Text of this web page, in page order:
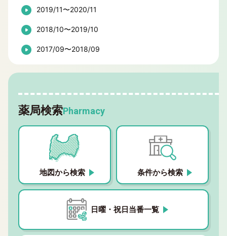
2019/11〜2020/11
2018/10〜2019/10
2017/09〜2018/09
薬局検索Pharmacy
地図から検索 条件から検索
日曜・祝日当番一覧